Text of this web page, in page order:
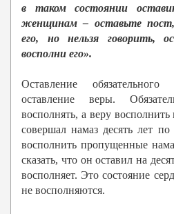
в таком состоянии
женщинам – оставьте
его, но нельзя говорить,
восполни его».
Оставление
оставление веры.
восполнять, а веру
совершал намаз десять лет
восполнить пропущенные
сказать, что он оставил на
восполняет. Это состояние
не восполняются.